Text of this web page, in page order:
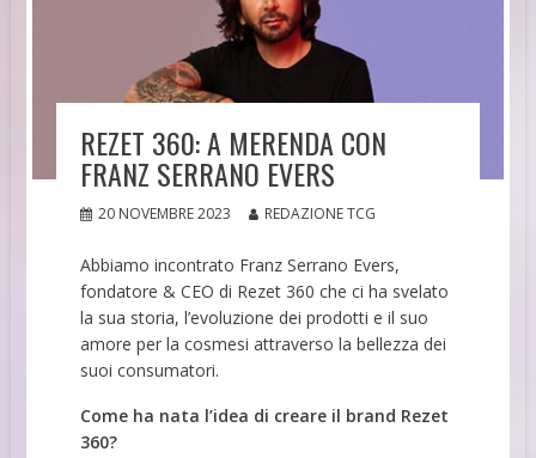
REZET 360: A MERENDA CON
FRANZ SERRANO EVERS
20 NOVEMBRE 2023 REDAZIONE TCG
Abbiamo incontrato Franz Serrano Evers,
fondatore & CEO di Rezet 360 che ci ha svelato
la sua storia, l’evoluzione dei prodotti e il suo
amore per la cosmesi attraverso la bellezza dei
suoi consumatori.
Come ha nata l’idea di creare il brand Rezet
360?